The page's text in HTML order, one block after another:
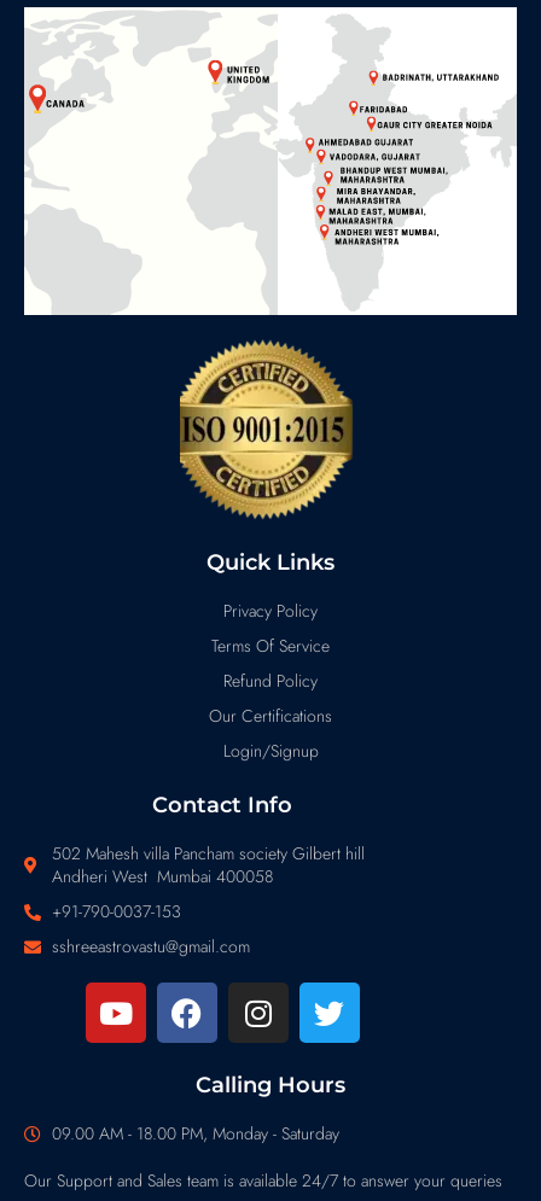
Quick Links
Privacy Policy
Terms Of Service
Refund Policy
Our Certifications
Login/Signup
Contact Info
502 Mahesh villa Pancham society Gilbert hill
Andheri West Mumbai 400058
+91-790-0037-153
sshreeastrovastu@gmail.com
Calling Hours
09.00 AM - 18.00 PM, Monday - Saturday
Our Support and Sales team is available 24/7 to answer your queries